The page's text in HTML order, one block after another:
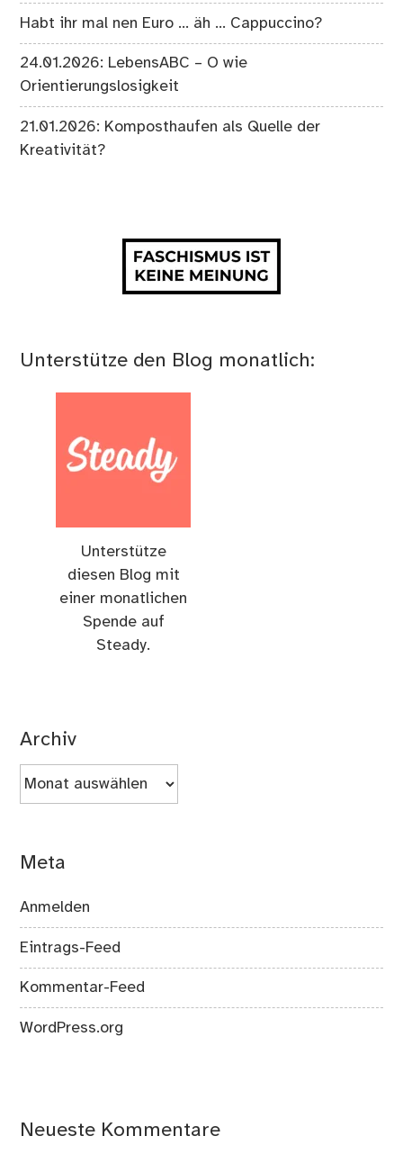
Habt ihr mal nen Euro … äh … Cappuccino?
24.01.2026: LebensABC – O wie
Orientierungslosigkeit
21.01.2026: Komposthaufen als Quelle der
Kreativität?
Unterstütze den Blog monatlich:
Unterstütze
diesen Blog mit
einer monatlichen
Spende auf
Steady.
Archiv
Archiv
Meta
Anmelden
Eintrags-Feed
Kommentar-Feed
WordPress.org
Neueste Kommentare